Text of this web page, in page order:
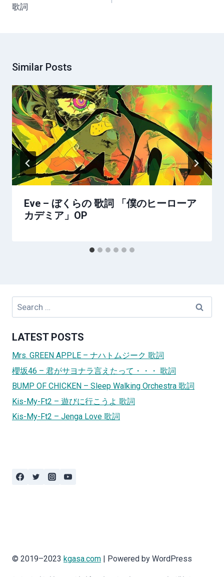
歌詞
Similar Posts
Eve – ぼくらの 歌詞 「僕のヒーローア
カデミア」OP
Search
LATEST POSTS
Mrs. GREEN APPLE – ナハトムジーク 歌詞
櫻坂46 – 君がサヨナラ言えたって・・・ 歌詞
BUMP OF CHICKEN – Sleep Walking Orchestra 歌詞
Kis-My-Ft2 – 遊びに行こうよ 歌詞
Kis-My-Ft2 – Jenga Love 歌詞
© 2019–2023 kgasa.com | Powered by WordPress